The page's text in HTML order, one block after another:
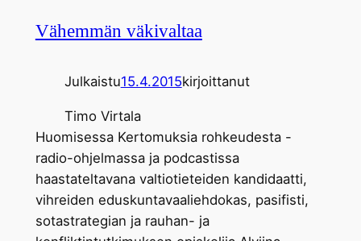
Vähemmän väkivaltaa
Julkaistu15.4.2015kirjoittanut
Timo Virtala
Huomisessa Kertomuksia rohkeudesta -
radio-ohjelmassa ja podcastissa
haastateltavana valtiotieteiden kandidaatti,
vihreiden eduskuntavaaliehdokas, pasifisti,
sotastrategian ja rauhan- ja